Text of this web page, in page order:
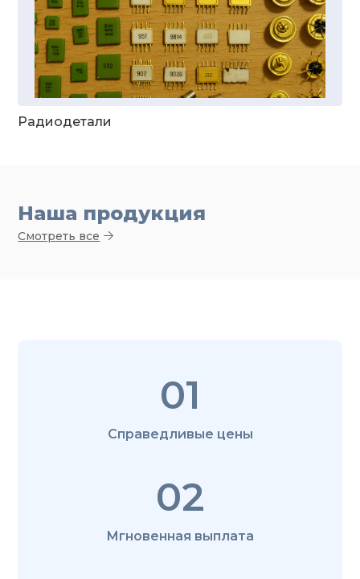
Радиодетали
Наша продукция
Смотреть все
01
Справедливые цены
02
Мгновенная выплата